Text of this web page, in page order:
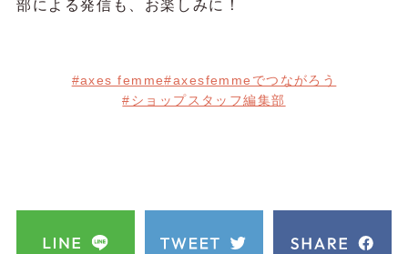
部による発信も、お楽しみに！
#axes femme#axesfemmeでつながろう
#ショップスタッフ編集部